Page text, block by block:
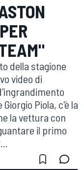
della stagione
video di
Piola, c'è la
la vettura con
il primo